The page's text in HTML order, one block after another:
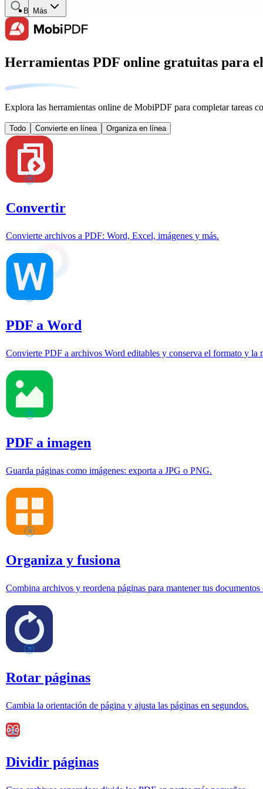
Más
Buscar
Herramientas PDF online gratuitas para
Explora las herramientas online de MobiPDF para completar tareas
Todo Convierte en línea Organiza en línea
Convertir
Convierte archivos a PDF: Word, Excel, imágenes y más.
PDF a Word
Convierte PDF a archivos Word editables y conserva el formato y la
PDF a imagen
Guarda páginas como imágenes: exporta a JPG o PNG.
Organiza y fusiona
Combina archivos y reordena páginas para mantener tus documentos
Rotar páginas
Cambia la orientación de página y ajusta las páginas en segundos.
Dividir páginas